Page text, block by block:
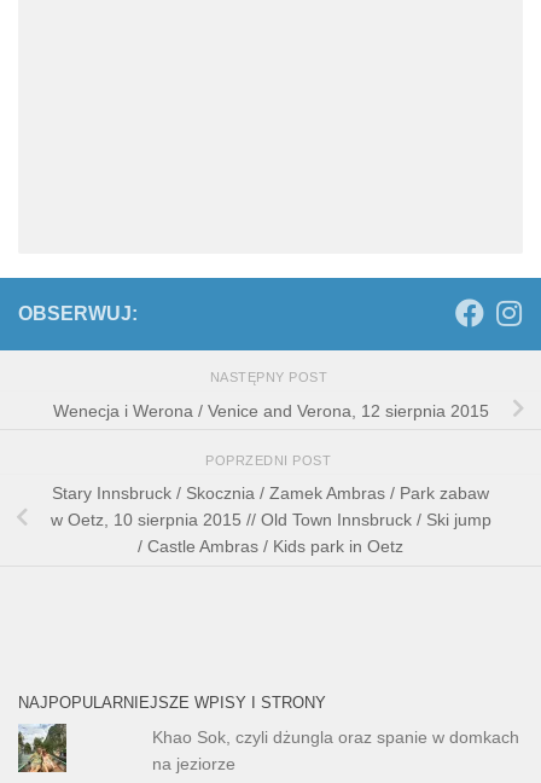
OBSERWUJ:
NASTĘPNY POST
Wenecja i Werona / Venice and Verona, 12 sierpnia 2015
POPRZEDNI POST
Stary Innsbruck / Skocznia / Zamek Ambras / Park zabaw
w Oetz, 10 sierpnia 2015 // Old Town Innsbruck / Ski jump
/ Castle Ambras / Kids park in Oetz
NAJPOPULARNIEJSZE WPISY I STRONY
Khao Sok, czyli dżungla oraz spanie w domkach
na jeziorze